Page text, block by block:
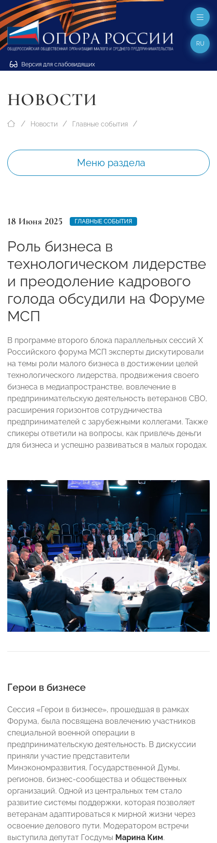
Версия для слабовидящих
RU
НОВОСТИ
Новости Главные события
Меню раздела
18 Июня 2025 ГЛАВНЫЕ СОБЫТИЯ
Роль бизнеса в
технологическом лидерстве
и преодоление кадрового
голода обсудили на Форуме
МСП
В программе второго блока параллельных сессий X
Российского форума МСП эксперты дискутировали
на темы роли малого бизнеса в достижении целей
технологического лидерства, продвижения своего
бизнеса в медиапространстве, вовлечение в
предпринимательскую деятельность ветеранов СВО,
расширения горизонтов сотрудничества
предпринимателей с зарубежными коллегами. Также
спикеры ответили на вопросы, как привлечь деньги
для бизнеса и успешно развиваться в малых городах.
Герои в бизнесе
Сессия «Герои в бизнесе», прошедшая в рамках
Форума, была посвящена вовлечению участников
специальной военной операции в
предпринимательскую деятельность. В дискуссии
приняли участие представители
Минэкономразвития, Государственной Думы,
регионов, бизнес-сообщества и общественных
организаций. Одной из центральных тем стало
развитие системы поддержки, которая позволяет
ветеранам адаптироваться к мирной жизни через
освоение делового пути. Модератором встречи
выступила депутат Госдумы Марина Ким.